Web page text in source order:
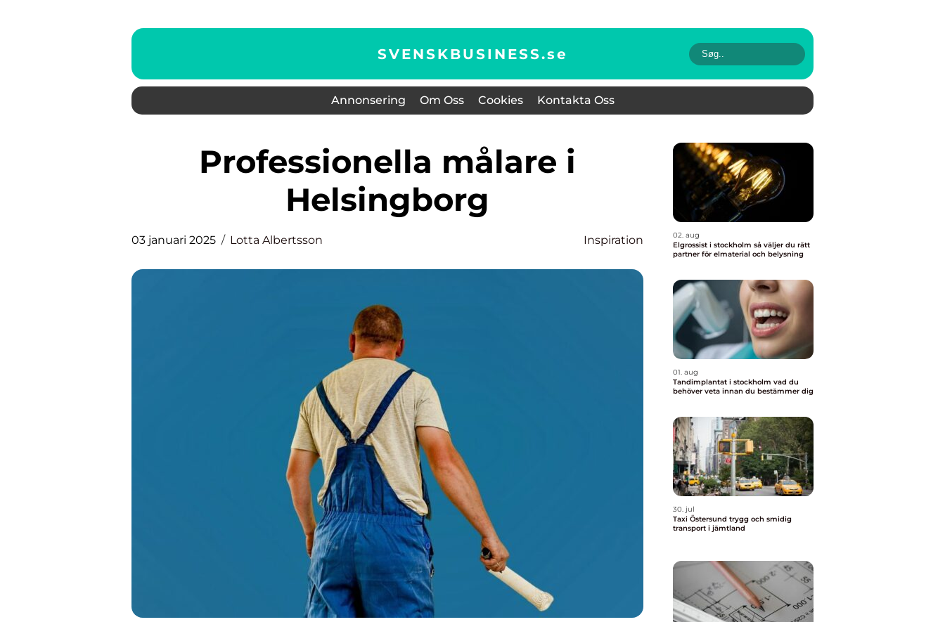
SVENSKBUSINESS.se
Annonsering Om Oss Cookies Kontakta Oss
Professionella målare i
Helsingborg
03 januari 2025 Lotta Albertsson Inspiration
02. aug
Elgrossist i stockholm så väljer du rätt
partner för elmaterial och belysning
01. aug
Tandimplantat i stockholm vad du
behöver veta innan du bestämmer dig
30. jul
Taxi Östersund trygg och smidig
transport i jämtland